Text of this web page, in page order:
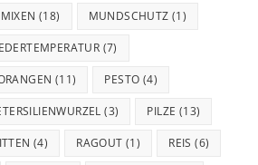
MIXEN (18) MUNDSCHUTZ (1)
(7)
(11) PESTO (4)
(3) PILZE (13)
(4) RAGOUT (1) REIS (6)